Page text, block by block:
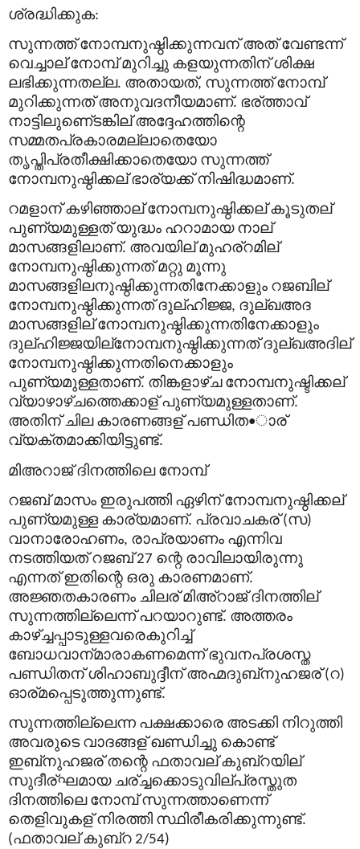
ശ്രദ്ധിക്കുക:
സുന്നത്ത് നോമ്പനുഷ്ഠിക്കുന്നവന് അത് വേണ്ടന്ന്
വെച്ചാല് നോമ്പ് മുറിച്ചു കളയുന്നതിന് ശിക്ഷ
ലഭിക്കുന്നതല്ല. അതായത്, സുന്നത്ത് നോമ്പ്
മുറിക്കുന്നത് അനുവദനീയമാണ്. ഭര്ത്താവ്
നാട്ടിലുണെ്ടങ്കില് അദ്ദേഹത്തിന്റെ
സമ്മതപ്രകാരമല്ലാതെയോ
തൃപ്തിപ്രതീക്ഷിക്കാതെയോ സുന്നത്ത്
നോമ്പനുഷ്ഠിക്കല് ഭാര്യക്ക് നിഷിദ്ധമാണ്.
റമളാന് കഴിഞ്ഞാല് നോമ്പനുഷ്ഠിക്കല് കൂടുതല്
പുണ്യമുള്ളത് യുദ്ധം ഹറാമായ നാല്
മാസങ്ങളിലാണ്. അവയില് മുഹര്റമില്
നോമ്പനുഷ്ഠിക്കുന്നത് മറ്റു മൂന്നു
മാസങ്ങളിലനുഷ്ഠിക്കുന്നതിനേക്കാളും റജബില്
നോമ്പനുഷ്ഠിക്കുന്നത് ദുല്ഹിജ്ജ, ദുല്ഖഅദ
മാസങ്ങളില് നോമ്പനുഷ്ഠിക്കുന്നതിനേക്കാളും
ദുല്ഹിജ്ജയില്നോമ്പനുഷ്ഠിക്കുന്നത് ദുല്ഖഅദില്
നോമ്പനുഷ്ഠിക്കുന്നതിനെക്കാളും
പുണ്യമുള്ളതാണ്. തിങ്കളാഴ്ച നോമ്പനുഷ്ടിക്കല്
വ്യാഴാഴ്ചത്തെക്കാള് പുണ്യമുള്ളതാണ്.
അതിന് ചില കാരണങ്ങള് പണ്ഡിത•ാര്
വ്യക്തമാക്കിയിട്ടുണ്ട്.
മിഅറാജ് ദിനത്തിലെ നോമ്പ്
റജബ് മാസം ഇരുപത്തി ഏഴിന് നോമ്പനുഷ്ഠിക്കല്
പുണ്യമുള്ള കാര്യമാണ്. പ്രവാചകര്(സ)
വാനാരോഹണം, രാപ്രയാണം എന്നിവ
നടത്തിയത് റജബ്27 ന്റെ രാവിലായിരുന്നു
എന്നത് ഇതിന്റെ ഒരു കാരണമാണ്.
അജ്ഞതകാരണം ചിലര് മിഅ്റാജ് ദിനത്തില്
സുന്നത്തില്ലെന്ന് പറയാറുണ്ട്. അത്തരം
കാഴ്ച്ചപ്പാടുള്ളവരെകുറിച്ച്
ബോധവാന്മാരാകണമെന്ന് ഭുവനപ്രശസ്ത
പണ്ഡിതന് ശിഹാബുദ്ദീന് അഹ്മദുബ്നുഹജര്(റ)
ഓര്മപ്പെടുത്തുന്നുണ്ട്.
സുന്നത്തില്ലെന്ന പക്ഷക്കാരെ അടക്കി നിറുത്തി
അവരുടെ വാദങ്ങള് ഖണ്ഡിച്ചു കൊണ്ട്
ഇബ്നുഹജര് തന്റെ ഫതാവല് കുബ്റയില്
സുദീര്ഘമായ ചര്ച്ചക്കൊടുവില്പ്രസ്തുത
ദിനത്തിലെ നോമ്പ് സുന്നത്താണെന്ന്
തെളിവുകള് നിരത്തി സ്ഥിരീകരിക്കുന്നുണ്ട്.
(ഫതാവല് കുബ്റ 2/54)